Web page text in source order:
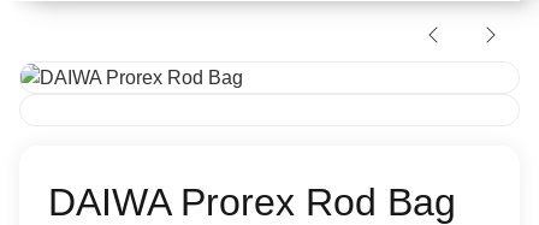
DAIWA Prorex Rod Bag